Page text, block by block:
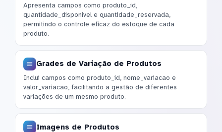
Apresenta campos como produto_id,
quantidade_disponivel e quantidade_reservada,
permitindo o controle eficaz do estoque de cada
produto.
Grades de Variação de Produtos
Inclui campos como produto_id, nome_variacao e
valor_variacao, facilitando a gestão de diferentes
variações de um mesmo produto.
Imagens de Produtos